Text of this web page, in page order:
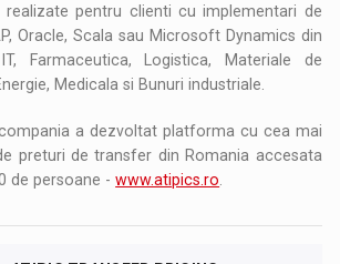
pentru clienti cu implementari de
Oracle, Scala sau Microsoft Dynamics din
Farmaceutica, Logistica, Materiale de
Medicala si Bunuri industriale.
a dezvoltat platforma cu cea mai
preturi de transfer din Romania accesata
de persoane -www.atipics.ro